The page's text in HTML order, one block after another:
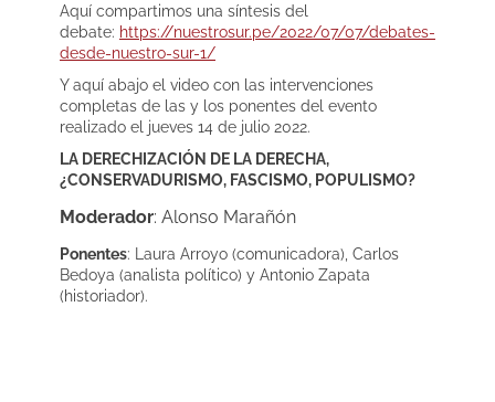
Aquí compartimos una síntesis del
debate: https://nuestrosur.pe/2022/07/07/debates-
desde-nuestro-sur-1/
Y aquí abajo el video con las intervenciones
completas de las y los ponentes del evento
realizado el jueves 14 de julio 2022.
LA DERECHIZACIÓN DE LA DERECHA,
¿CONSERVADURISMO, FASCISMO, POPULISMO?
Moderador: Alonso Marañón
Ponentes: Laura Arroyo (comunicadora), Carlos
Bedoya (analista político) y Antonio Zapata
(historiador).